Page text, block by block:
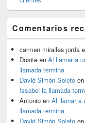
Comentarios
carmen miralles jorda
Dosite en Al llamar a
llamada termina
David Simón Soleto en
Issabel la llamada
Antonio en Al llamar a
llamada termina
David Simón Soleto en